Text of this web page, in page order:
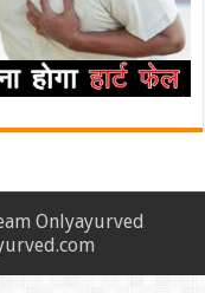
Onlyayurved